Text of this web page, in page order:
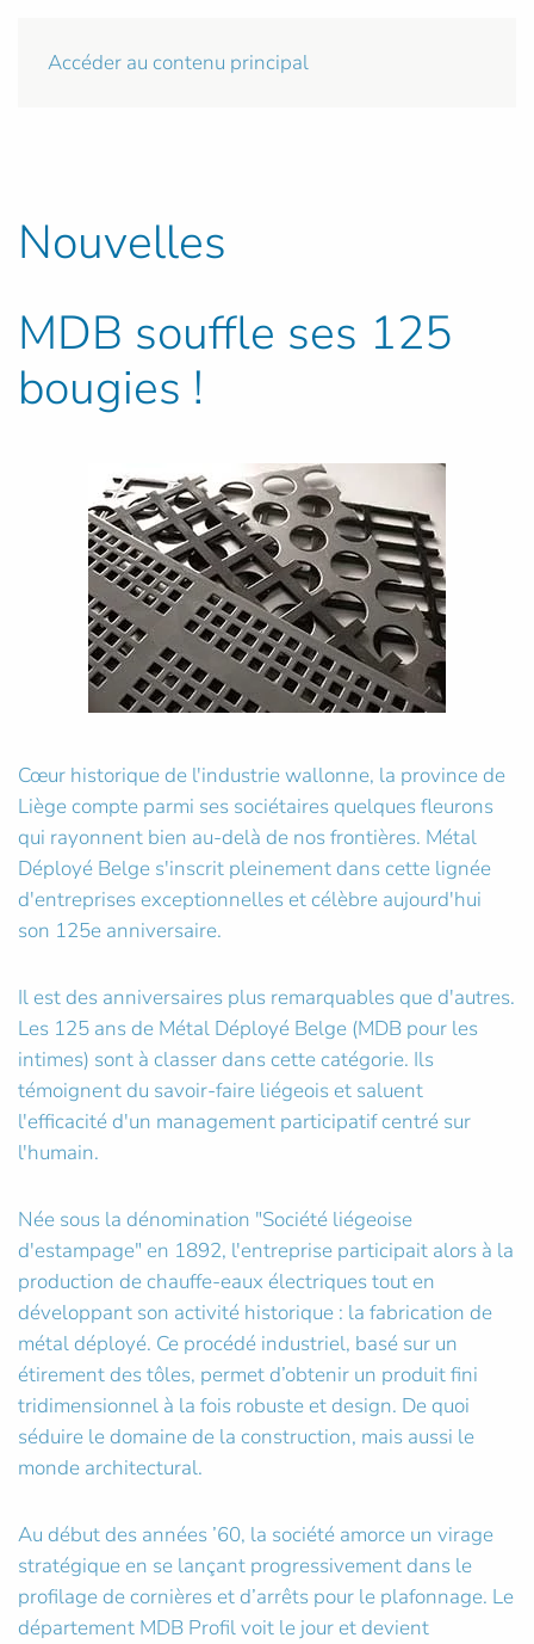
Accéder au contenu principal
Nouvelles
MDB souffle ses 125
bougies !
Cœur historique de l'industrie wallonne, la province de
Liège compte parmi ses sociétaires quelques fleurons
qui rayonnent bien au-delà de nos frontières. Métal
Déployé Belge s'inscrit pleinement dans cette lignée
d'entreprises exceptionnelles et célèbre aujourd'hui
son 125e anniversaire.
Il est des anniversaires plus remarquables que d'autres.
Les 125 ans de Métal Déployé Belge (MDB pour les
intimes) sont à classer dans cette catégorie. Ils
témoignent du savoir-faire liégeois et saluent
l'efficacité d'un management participatif centré sur
l'humain.
Née sous la dénomination "Société liégeoise
d'estampage" en 1892, l'entreprise participait alors à la
production de chauffe-eaux électriques tout en
développant son activité historique : la fabrication de
métal déployé. Ce procédé industriel, basé sur un
étirement des tôles, permet d’obtenir un produit fini
tridimensionnel à la fois robuste et design. De quoi
séduire le domaine de la construction, mais aussi le
monde architectural.
Au début des années ’60, la société amorce un virage
stratégique en se lançant progressivement dans le
profilage de cornières et d’arrêts pour le plafonnage. Le
département MDB Profil voit le jour et devient